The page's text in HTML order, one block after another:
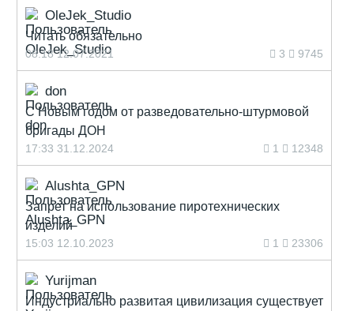
OleJek_Studio
Читать обязательно
08:18 12.07.2021 3 9745
don
С Новым годом от разведовательно-штурмовой
бригады ДОН
17:33 31.12.2024 1 12348
Alushta_GPN
Запрет на использование пиротехнических
изделий
15:03 12.10.2023 1 23306
Yurijman
Индустриально развитая цивилизация существует